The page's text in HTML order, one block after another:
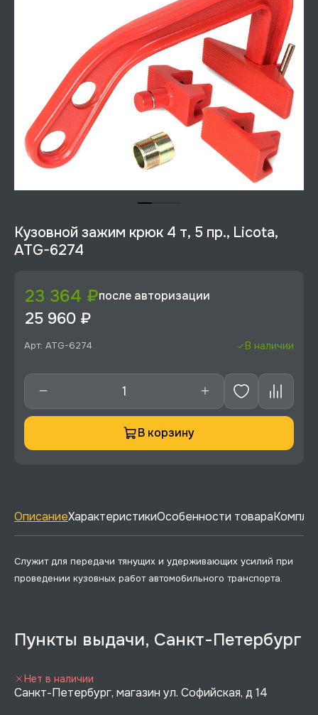
Кузовной зажим крюк 4 т, 5 пр., Licota,
ATG-6274
23 364 ₽после авторизации
25 960 ₽
Арт: ATG-6274 В наличии
В корзину
ОписаниеХарактеристикиОсобенности товара
Служит для передачи тянущих и удерживающих усилий при
проведении кузовных работ автомобильного транспорта.
Пункты выдачи, Санкт-Петербург
Санкт-Петербург, магазин ул. Софийская, д 14
Нет в наличии